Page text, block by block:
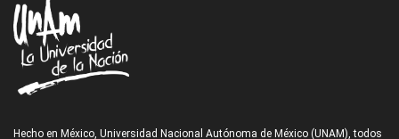
Hecho en México, Universidad Nacional Autónoma de México (UNAM), todos